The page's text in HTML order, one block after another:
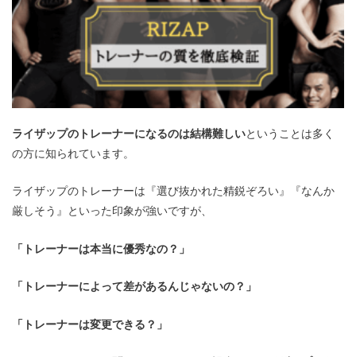
ライザップのトレーナーになるのは結構難しいということは多く
の方に知られています。
ライザップのトレーナーは『選び抜かれた精鋭ぞろい』『なんか
厳しそう』といった印象が強いですが、
「トレーナーは本当に優秀なの？」
「トレーナーによって差があるんじゃないの？」
「トレーナーは変更できる？」